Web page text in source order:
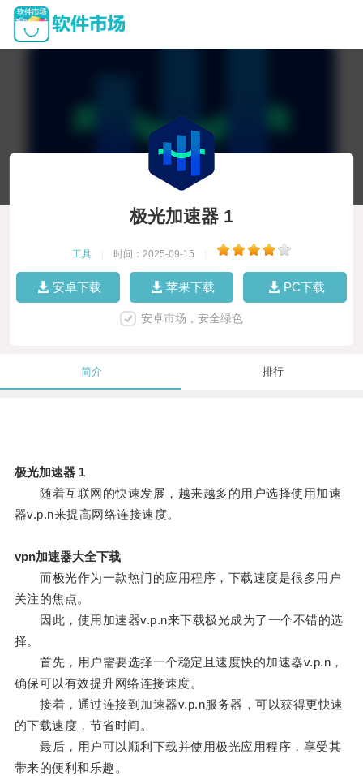
极光加速器 1
工具 时间：2025-09-15
安卓下载 苹果下载 PC下载
安卓市场，安全绿色
简介 排行
极光加速器 1
随着互联网的快速发展，越来越多的用户选择使用加速
器v.p.n来提高网络连接速度。
vpn加速器大全下载
而极光作为一款热门的应用程序，下载速度是很多用户
关注的焦点。
因此，使用加速器v.p.n来下载极光成为了一个不错的选
择。
首先，用户需要选择一个稳定且速度快的加速器v.p.n，
确保可以有效提升网络连接速度。
接着，通过连接到加速器v.p.n服务器，可以获得更快速
的下载速度，节省时间。
最后，用户可以顺利下载并使用极光应用程序，享受其
带来的便利和乐趣。